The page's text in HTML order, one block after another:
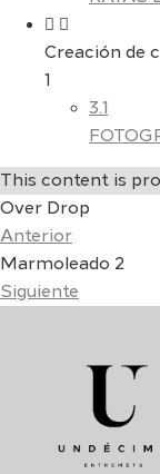
Creación de
1
3.1
This content is
Over Drop
Anterior
Marmoleado 2
Siguiente